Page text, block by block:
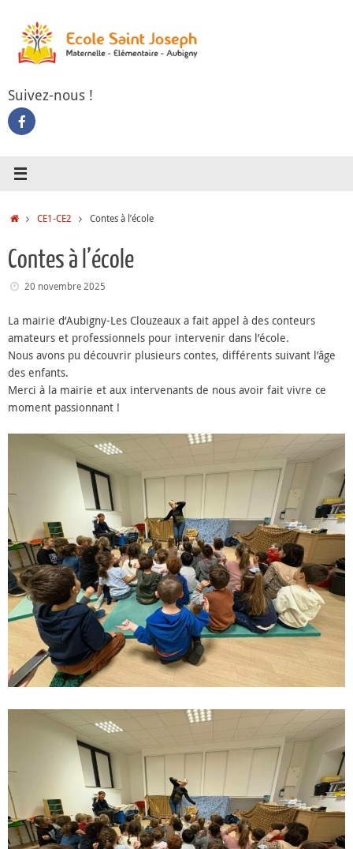
contenu
Suivez-nous !
AccueilCE1-CE2 Contes à l’école
Contes à l’école
20 novembre 2025
La mairie d’Aubigny-Les Clouzeaux a fait appel à des conteurs
amateurs et professionnels pour intervenir dans l’école.
Nous avons pu découvrir plusieurs contes, différents suivant l’âge
des enfants.
Merci à la mairie et aux intervenants de nous avoir fait vivre ce
moment passionnant !